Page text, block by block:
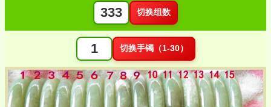
切换组数
切换手镯（1-30）